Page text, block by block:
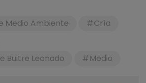
Medio Ambiente
Cría
Buitre Leonado
Medio